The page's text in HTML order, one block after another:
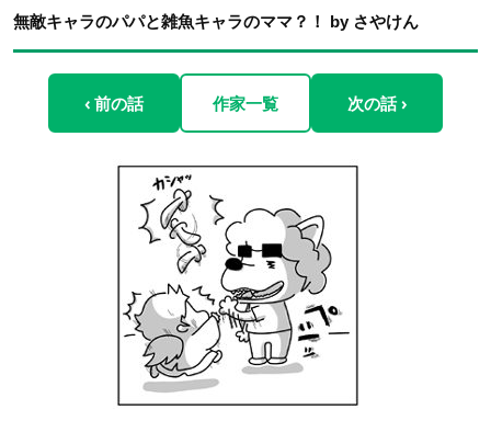
無敵キャラのパパと雑魚キャラのママ？！ by さやけん
‹ 前の話 作家一覧 次の話 ›